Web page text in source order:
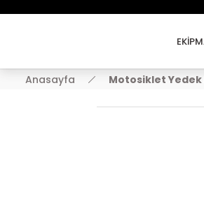
Anasayfa Motosiklet Yedek